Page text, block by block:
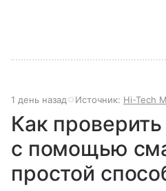
1 день назад Источник: Hi-Tech
Как
с помощью
простой